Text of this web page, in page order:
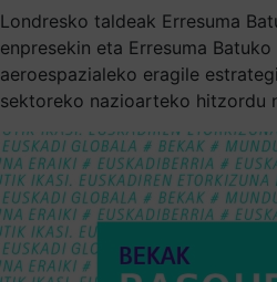
Londresko taldeak Erresuma
enpresekin eta Erresuma
aeroespazialeko eragile
sektoreko nazioarteko hitzordu